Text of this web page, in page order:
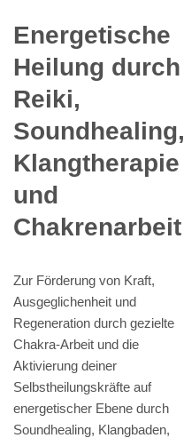
Energetische
Heilung durch
Reiki,
Soundhealing,
Klangtherapie
und
Chakrenarbeit
Zur Förderung von Kraft,
Ausgeglichenheit und
Regeneration durch gezielte
Chakra-Arbeit und die
Aktivierung deiner
Selbstheilungskräfte auf
energetischer Ebene durch
Soundhealing, Klangbaden,